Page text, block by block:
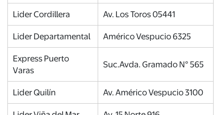
Lider Cordillera Av. Los Toros 05441
Lider Departamental Américo Vespucio 6325
Express Puerto
Varas
Suc.Avda. Gramado N° 565
Lider Quilín Av. Américo Vespucio 3100